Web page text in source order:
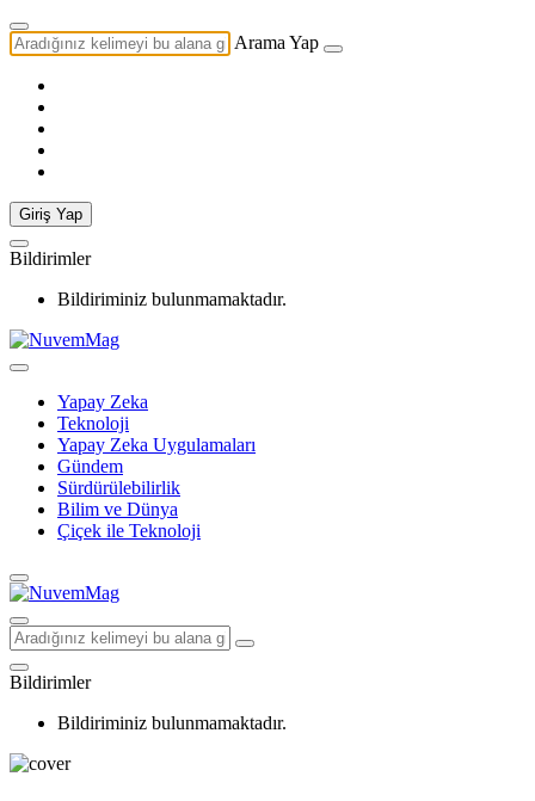
Arama Yap
Giriş Yap
Bildirimler
Bildiriminiz bulunmamaktadır.
Yapay Zeka
Teknoloji
Yapay Zeka Uygulamaları
Gündem
Sürdürülebilirlik
Bilim ve Dünya
Çiçek ile Teknoloji
Bildirimler
Bildiriminiz bulunmamaktadır.